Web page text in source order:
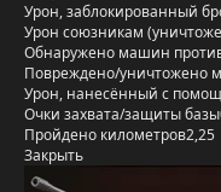
Урон, заблокированный
Урон союзникам
Обнаружено машин
Повреждено/уничтожено
Урон, нанесённый с
Очки захвата/защиты базы
Пройдено километров2,25
Закрыть